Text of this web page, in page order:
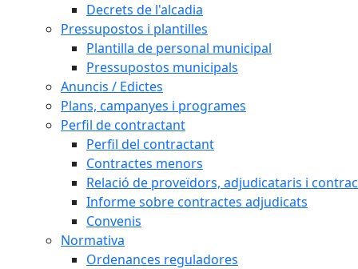
Decrets de l'alcadia
Pressupostos i plantilles
Plantilla de personal municipal
Pressupostos municipals
Anuncis / Edictes
Plans, campanyes i programes
Perfil de contractant
Perfil del contractant
Contractes menors
Relació de proveïdors, adjudicataris i
Informe sobre contractes adjudicats
Convenis
Normativa
Ordenances reguladores